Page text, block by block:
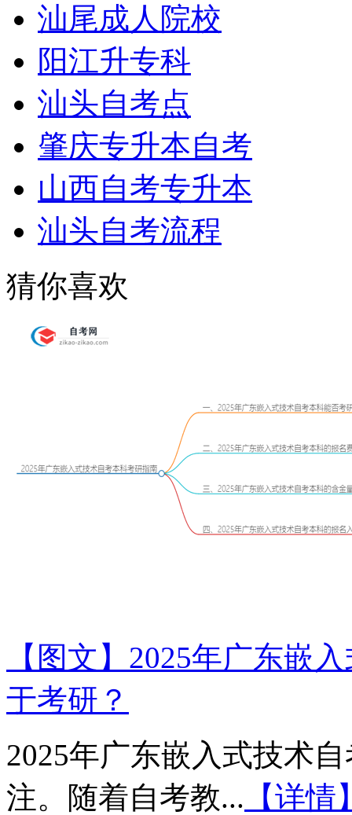
汕尾成人院校
阳江升专科
汕头自考点
肇庆专升本自考
山西自考专升本
汕头自考流程
猜你喜欢
【图文】2025年广东嵌
于考研？
2025年广东嵌入式技术
注。随着自考教... 【详情